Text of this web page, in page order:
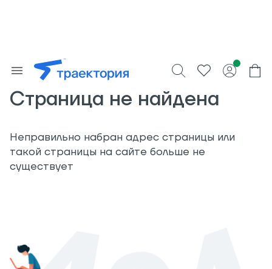
Страница не найдена
Неправильно набран адрес страницы или
такой страницы на сайте больше не
существует